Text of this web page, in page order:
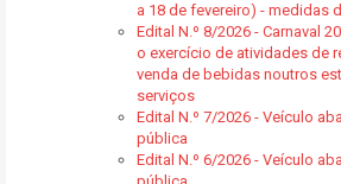
a 18 de fevereiro) - medidas
Edital N.º 8/2026 - Carnaval
o exercício de atividades de
venda de bebidas noutros
serviços
Edital N.º 7/2026 - Veículo
pública
Edital N.º 6/2026 - Veículo